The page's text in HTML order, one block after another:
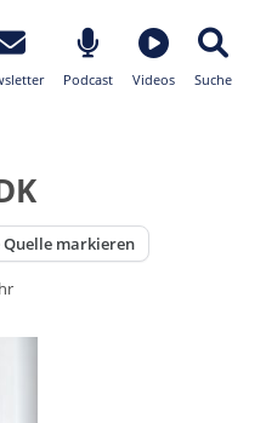
Podcast Videos Suche
markieren